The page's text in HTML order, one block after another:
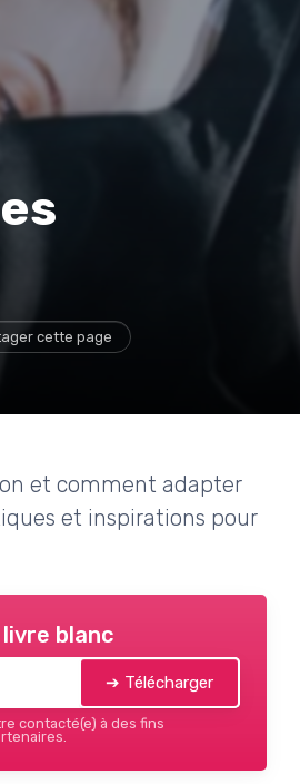
cette page
et comment adapter
et inspirations pour
blanc
➔ Télécharger
contacté(e) à des fins